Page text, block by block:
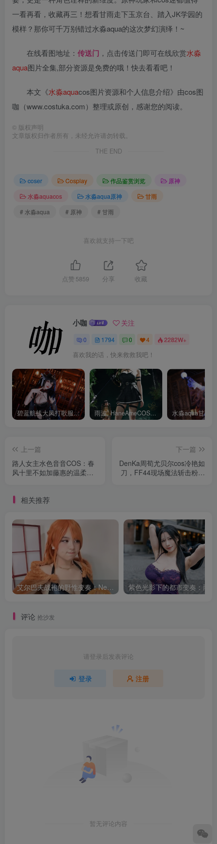
一看再看，收藏再三！想看甘雨走下玉京台、踏入JK学园的
模样？那你可千万别错过水淼aqua的这次梦幻演绎！~
在线看图地址： 传送门 ，点击传送门即可在线欣赏水淼
aqua图片全集,部分资源是免费的哦！快去看看吧！
本文《水淼aquacos图片资源和个人信息介绍》由cos图
咖（www.costuka.com）整理或原创，感谢您的阅读。
© 版权声明
文章版权归作者所有，未经允许请勿转载。
THE END
coser Cosplay 作品鉴赏浏览
原神
水淼aquacos
水淼aqua原神
甘雨
# 水淼aqua
# 原神 # 甘雨
喜欢就支持一下吧
点赞 5859 分享 收藏
小咖 关注
0 1794 0 4 2282W+
喜欢我的话，快来救救我吧！
碧蓝航线大凤打歌服有多甜？看看水淼aquaCOS版本就知道 雨波_HaneAmeCOS：演绎尤贝尔的美丽与死亡的微笑
上一篇
路人女主水色音音COS：春
风十里不如加藤惠的温柔回
下一篇
DenKa周荀尤贝尔cos冷艳如
刀，FF44现场魔法斩击粉丝
相关推荐
艾尔巴夫战袍的野性变奏：Neomachiii娜美的巨人岛叙事
评论 抢沙发
请登录后发表评论
登录 注册
暂无评论内容